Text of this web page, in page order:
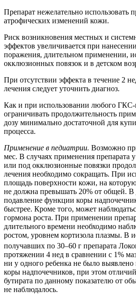
Препарат нежелательно использовать
атрофических изменений кожи.
Риск возникновения местных и
эффектов увеличивается при
поражения, длительном применении,
окклюзионных повязок и в детском
При отсутствии эффекта в течение 2
лечения следует уточнить диагноз.
Как и при использовании любого ГКС-
ограничивать продолжительность
дозу минимально достаточной для
процесса.
Применение в педиатрии. Возможно
мес. В случаях применения препарата
или под окклюзионные повязки
лечения необходимо сокращать. При
площадь поверхности кожи, на
не должна превышать 20% от общей. В
подавление функции коры
быстрее. Кроме того, может
гормона роста. При применении
длительного времени необходимо
ростом, уровнем кортизола плазмы. В
получавших по 30–60 г препарата
протяжении 4 нед в сравнении с 1%
ни у одного ребенка не было
коры надпочечников, при этом
бутирата по данному показателю от
не наблюдалось.